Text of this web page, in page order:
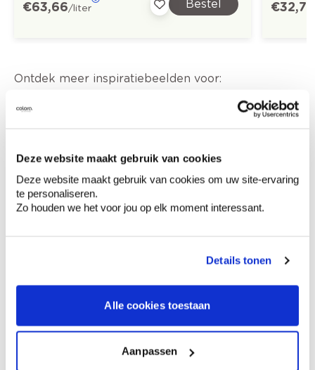
Deze website maakt gebruik van cookies
Deze website maakt gebruik van cookies om uw site-ervaring
te personaliseren.
Zo houden we het voor jou op elk moment interessant.
Details tonen
Alle cookies toestaan
Aanpassen
€ 63,66/liter Bestel € 32,73
Ontdek meer inspiratiebeelden voor:
Kleuradvies aan huis
ruimtes.
Krijg kleuradvies op basis van de lichtinval
en je meubels.
Krijg ineens een technologische check-up